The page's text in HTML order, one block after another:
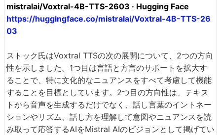
mistralai/Voxtral-4B-TTS-2603 · Hugging Face
https://huggingface.co/mistralai/Voxtral-4B-TTS-26
03
ストック氏はVoxtral TTSの次の展開について、2つの方向
性を示しました。1つ目は言語と方言のサポートを拡大す
ることで、特に文化的なニュアンスをすべて考慮して機能
することを目標としています。2つ目の方向性は、テキス
トから音声を生成するだけでなく、話し言葉のイントネー
ションやリズム、話し方を理解して意図やニュアンスを読
み取って応答するAIをMistral AIのビジョンとして掲げてい